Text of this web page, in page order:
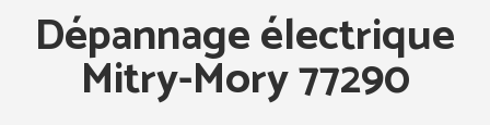
Dépannage électrique
Mitry-Mory 77290